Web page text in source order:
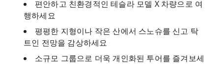
편안하고 친환경적인 테슬라 모델 X 차량으로 여
행하세요
평평한 지형이나 작은 산에서 스노슈를 신고 탁
트인 전망을 감상하세요
소규모 그룹으로 더욱 개인화된 투어를 즐겨보세